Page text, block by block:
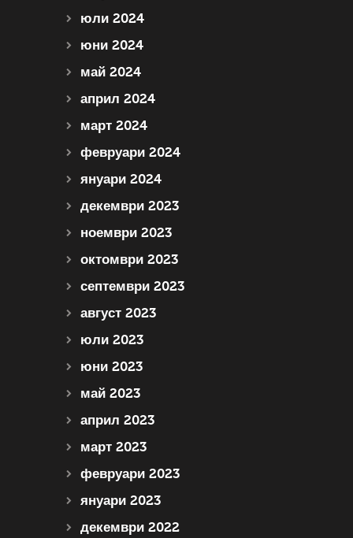
юли 2024
юни 2024
май 2024
април 2024
март 2024
февруари 2024
януари 2024
декември 2023
ноември 2023
октомври 2023
септември 2023
август 2023
юли 2023
юни 2023
май 2023
април 2023
март 2023
февруари 2023
януари 2023
декември 2022